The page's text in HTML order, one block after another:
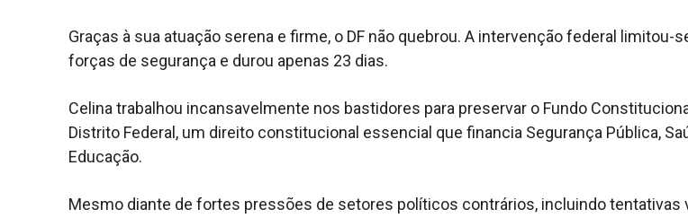
Graças à sua atuação serena e firme, o DF não quebrou. A intervenção federal limitou-
forças de segurança e durou apenas 23 dias.
Celina trabalhou incansavelmente nos bastidores para preservar o Fundo
Distrito Federal, um direito constitucional essencial que financia Segurança Pública,
Educação.
Mesmo diante de fortes pressões de setores políticos contrários, incluindo tentativas